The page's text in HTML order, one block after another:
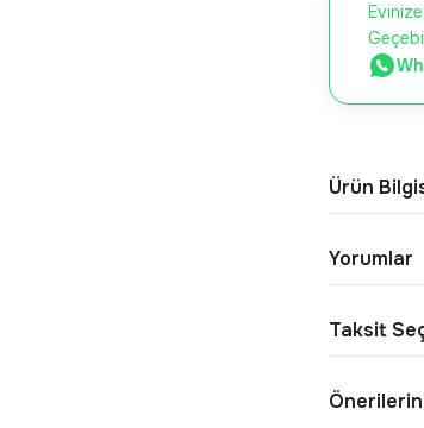
Ürün
Yorumlar
Taksit